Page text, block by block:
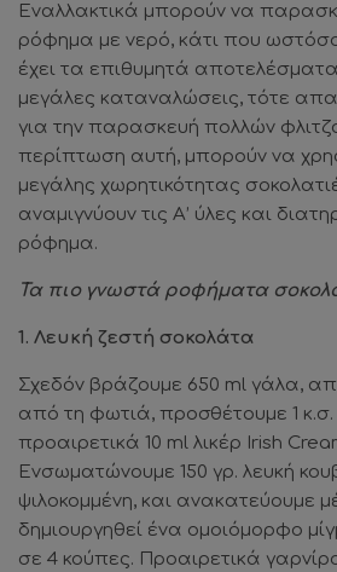
Εναλλακτικά μπορούν να
ρόφημα με νερό, κάτι που
έχει τα επιθυμητά
μεγάλες καταναλώσεις, τότε
για την παρασκευή πολλών
περίπτωση αυτή, μπορούν να
μεγάλης χωρητικότητας
αναμιγνύουν τις Α’ ύλες και
ρόφημα.
Τα πιο γνωστά ροφήματα
1. Λευκή ζεστή σοκολάτα
Σχεδόν βράζουμε 650 ml γάλα,
από τη φωτιά, προσθέτουμε 1
προαιρετικά 10 ml λικέρ Irish
Ενσωματώνουμε 150 γρ. λευκή
ψιλοκομμένη, και ανακατεύουμε
δημιουργηθεί ένα ομοιόμορφο
σε 4 κούπες. Προαιρετικά